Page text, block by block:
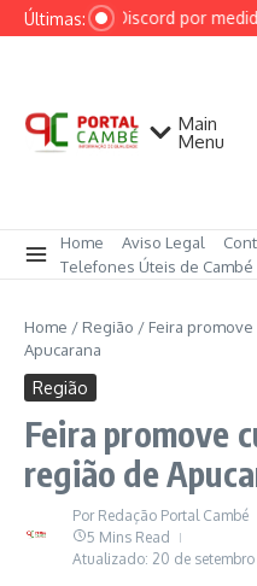
Ir para o conteúdo
Últimas:
AGU cobra Discord por
Main
Menu
Home Aviso Legal
Telefones Úteis de Cambé
Home / Região / Feira
Apucarana
Região
Feira promove
região de
Por Redação Portal Cambé
5 Mins Read
Atualizado: 20 de setembro